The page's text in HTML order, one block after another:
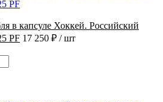
в капсуле Хоккей. Российский
PF 17 250 ₽ / шт